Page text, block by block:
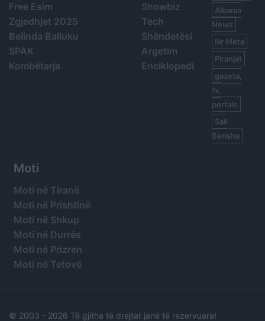
Free Esim
Zgjedhjet 2025
Belinda Balluku
SPAK
Kombëtarja
Showbiz
Tech
Shëndetësi
Argetim
Enciklopedi
Albania
News
Ilir Meta
Piranjat
gazeta,
tv,
portale
Sali
Berisha
Moti
Moti në Tiranë
Moti në Prishtinë
Moti në Shkup
Moti në Durrës
Moti në Prizren
Moti në Tetovë
© 2003 - 2026 Të gjitha të drejtat janë të rezervuara!